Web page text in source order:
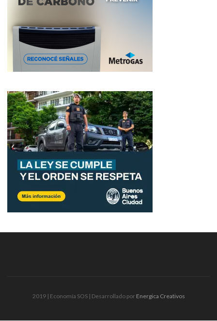
2019 | Economía SOS | Desarrollado por Energica Creativos